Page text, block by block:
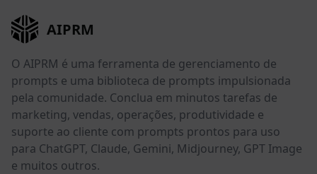
AIPRM
O AIPRM é uma ferramenta de gerenciamento de
prompts e uma biblioteca de prompts impulsionada
pela comunidade. Conclua em minutos tarefas de
marketing, vendas, operações, produtividade e
suporte ao cliente com prompts prontos para uso
para ChatGPT, Claude, Gemini, Midjourney, GPT Image
e muitos outros.